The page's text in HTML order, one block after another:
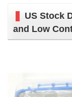
US Stock
and Low